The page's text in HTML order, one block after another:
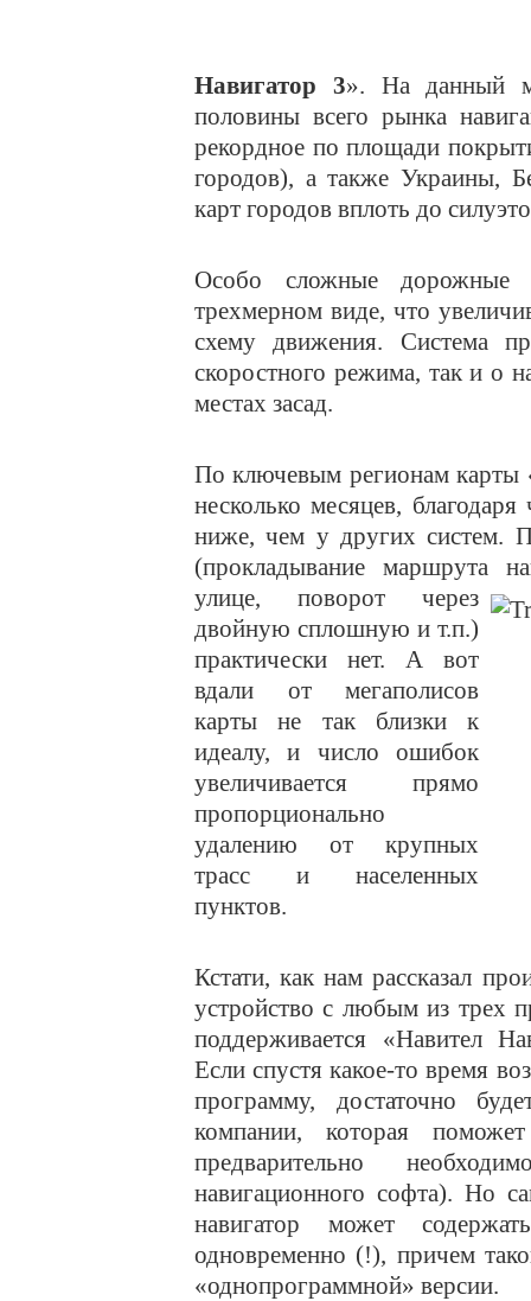
Навигатор 3». На данный
половины всего рынка
рекордное по площади
городов), а также Украины,
карт городов вплоть до
Особо сложные дорожные
трехмерном виде, что
схему движения. Система
скоростного режима, так и о
местах засад.
По ключевым регионам карты
несколько месяцев,
ниже, чем у других систем.
(прокладывание маршрута
улице, поворот через
двойную сплошную и т.п.)
практически нет. А вот
вдали от мегаполисов
карты не так близки к
идеалу, и число ошибок
увеличивается прямо
пропорционально
удалению от крупных
трасс и населенных
пунктов.
Кстати, как нам рассказал
устройство с любым из трех
поддерживается «Навител
Если спустя какое-то время
программу, достаточно
компании, которая поможет
предварительно
навигационного софта). Но
навигатор может
одновременно (!), причем
«однопрограммной» версии.